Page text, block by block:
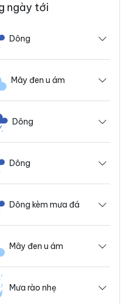
ngày tới
Dông
Mây đen u ám
Dông
Dông
Dông kèm mưa đá
Mây đen u ám
Mưa rào nhẹ